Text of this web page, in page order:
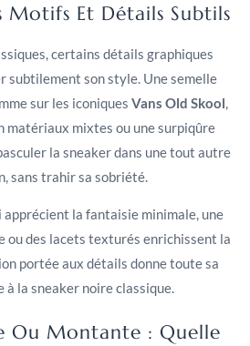
Motifs Et Détails Subtils
certains détails graphiques
subtilement son style. Une semelle
sur les iconiques Vans Old Skool
matériaux mixtes ou une surpiqûre
la sneaker dans une tout autre
sans trahir sa sobriété.
apprécient la fantaisie minimale, une
ou des lacets texturés enrichissent la
portée aux détails donne toute sa
à la sneaker noire classique.
Ou Montante : Quelle